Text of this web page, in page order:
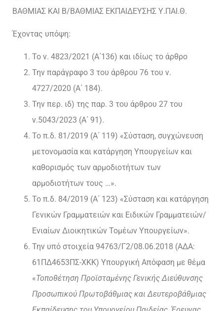
ΒΑΘΜΙΑΣ ΚΑΙ Β/ΒΑΘΜΙΑΣ ΕΚΠΑΙΔΕΥΣΗΣ Υ.ΠΑΙ.Θ.
Έχοντας υπόψη:
Το ν. 4823/2021 (Α΄136) και ιδίως το άρθρο
Την παράγραφο 3 του άρθρου 76 του ν.
4727/2020 (Α΄ 184).
Την περ. ιδ) της παρ. 3 του άρθρου 27 του
ν.5043/2023 (Α΄ 91).
Το π.δ. 81/2019 (Α΄ 119) «Σύσταση, συγχώνευση
μετονομασία και κατάργηση Υπουργείων και
καθορισμός των αρμοδιοτήτων των
αρμοδιοτήτων τους …».
Το π.δ. 84/2019 (Α΄ 123) «Σύσταση και κατάργηση
Γενικών Γραμματειών και Ειδικών Γραμματειών/
Ενιαίων Διοικητικών Τομέων Υπουργείων».
Την υπό στοιχεία 94763/Γ2/08.06.2018 (ΑΔΑ:
61ΠΔ4653ΠΣ-ΧΚΚ) Υπουργική Απόφαση με θέμα
«Τοποθέτηση Προϊσταμένης Γενικής Διεύθυνσης
Προσωπικού Πρωτοβάθμιας και Δευτεροβάθμιας